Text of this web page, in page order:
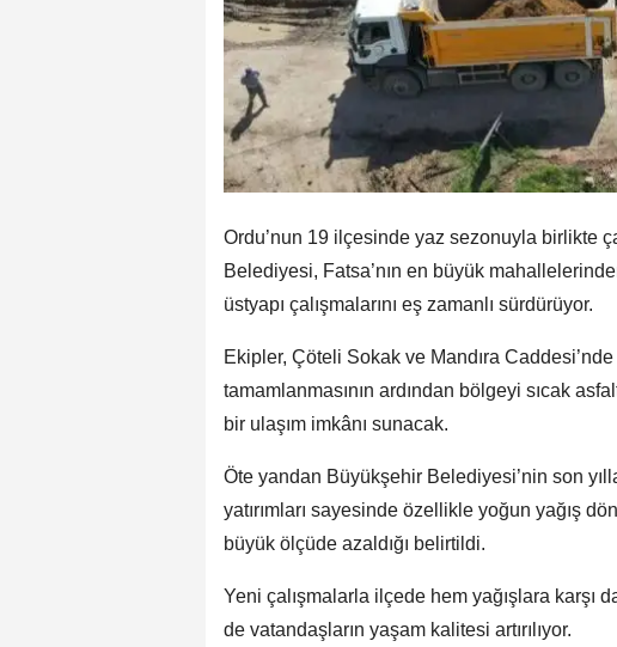
Ordu’nun 19 ilçesinde yaz sezonuyla birlikte
Belediyesi, Fatsa’nın en büyük
üstyapı çalışmalarını eş zamanlı sürdürüyor.
Ekipler, Çöteli Sokak ve Mandıra
tamamlanmasının ardından bölgeyi sıcak
bir ulaşım imkânı sunacak.
Öte yandan Büyükşehir Belediyesi’nin son
yatırımları sayesinde özellikle yoğun yağış
büyük ölçüde azaldığı belirtildi.
Yeni çalışmalarla ilçede hem yağışlara karşı
de vatandaşların yaşam kalitesi artırılıyor.